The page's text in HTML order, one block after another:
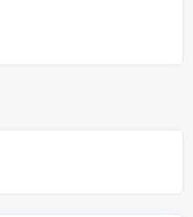
veya görüntülenemiyor.
bilgiler bulunuyor.